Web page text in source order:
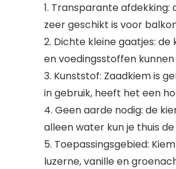
1. Transparante
zeer geschikt is voor
2. Dichte kleine gaatjes:
en voedingsstoffen
3. Kunststof: Zaadkiem is
in gebruik, heeft het een
4. Geen aarde nodig: de
alleen water kun je thuis
5. Toepassingsgebied:
luzerne, vanille en